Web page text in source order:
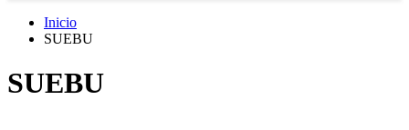
Inicio
SUEBU
SUEBU